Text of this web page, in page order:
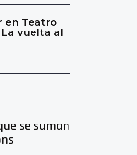
en Teatro
vuelta al
se suman